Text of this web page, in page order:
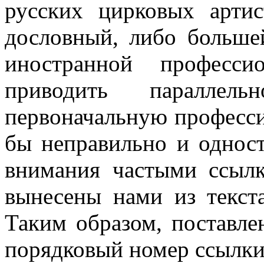
русских цирковых
дословный, либо
иностранной
приводить
первоначальную
бы неправильно и
внимания частыми
вынесены нами из
Таким образом,
порядковый номер